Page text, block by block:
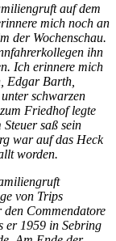
auf dem
mich noch an
der Wochenschau.
ihn
Ich erinnere mich
Edgar Barth,
schwarzen
Friedhof legte
saß sein
war auf das Heck
worden.
von Trips
Commendatore
er 1959 in Sebring